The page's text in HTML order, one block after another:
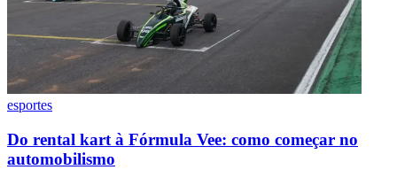
esportes
Do rental kart à Fórmula Vee: como começar no
automobilismo